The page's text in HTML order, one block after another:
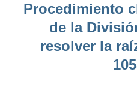
Procedimiento
de la
resolver la